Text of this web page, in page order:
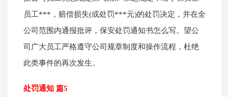
员工***，赔偿损失(或处罚***元)的处罚决定，并在全
公司范围内通报批评，保安处罚通知书怎么写。望公
司广大员工严格遵守公司规章制度和操作流程，杜绝
此类事件的再次发生。
处罚通知 篇5